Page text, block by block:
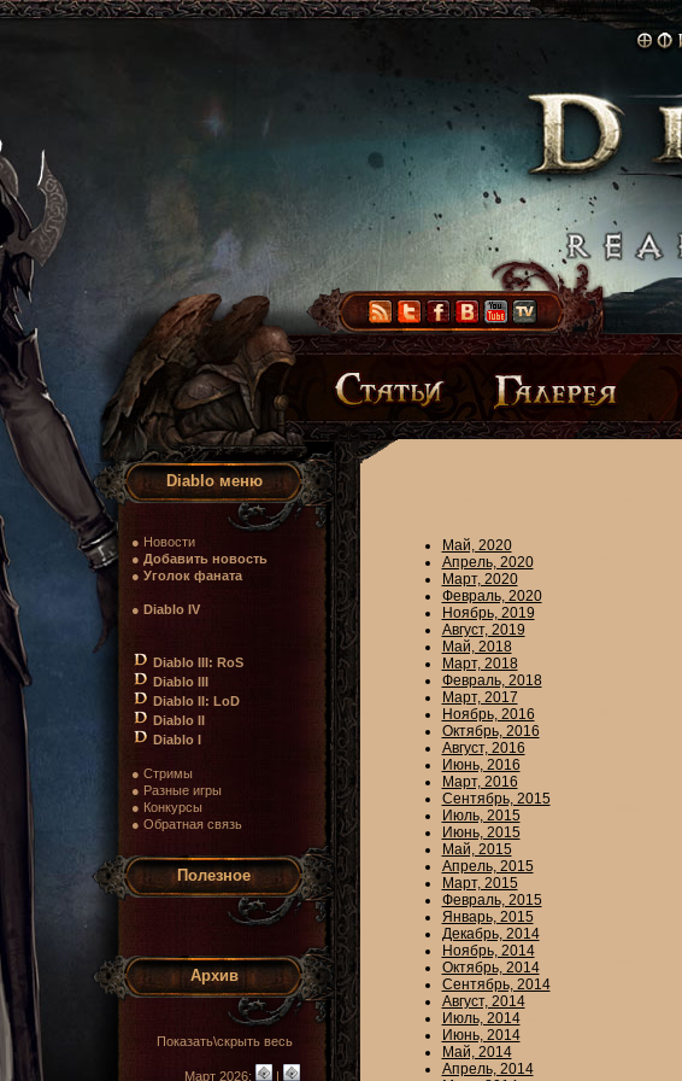
Diablo меню
● Новости
● Добавить новость
● Уголок фаната
● Diablo IV
Diablo III: RoS
Diablo III
Diablo II: LoD
Diablo II
Diablo I
● Стримы
● Разные игры
● Конкурсы
● Обратная связь
Полезное
Архив
Показать\скрыть весь
Март 2026:
|
Май, 2020
Апрель, 2020
Март, 2020
Февраль, 2020
Ноябрь, 2019
Август, 2019
Май, 2018
Март, 2018
Февраль, 2018
Март, 2017
Ноябрь, 2016
Октябрь, 2016
Август, 2016
Июнь, 2016
Март, 2016
Сентябрь, 2015
Июль, 2015
Июнь, 2015
Май, 2015
Апрель, 2015
Март, 2015
Февраль, 2015
Январь, 2015
Декабрь, 2014
Ноябрь, 2014
Октябрь, 2014
Сентябрь, 2014
Август, 2014
Июль, 2014
Июнь, 2014
Май, 2014
Апрель, 2014